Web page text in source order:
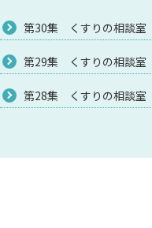
第30集 くすりの相談室
第29集 くすりの相談室
第28集 くすりの相談室